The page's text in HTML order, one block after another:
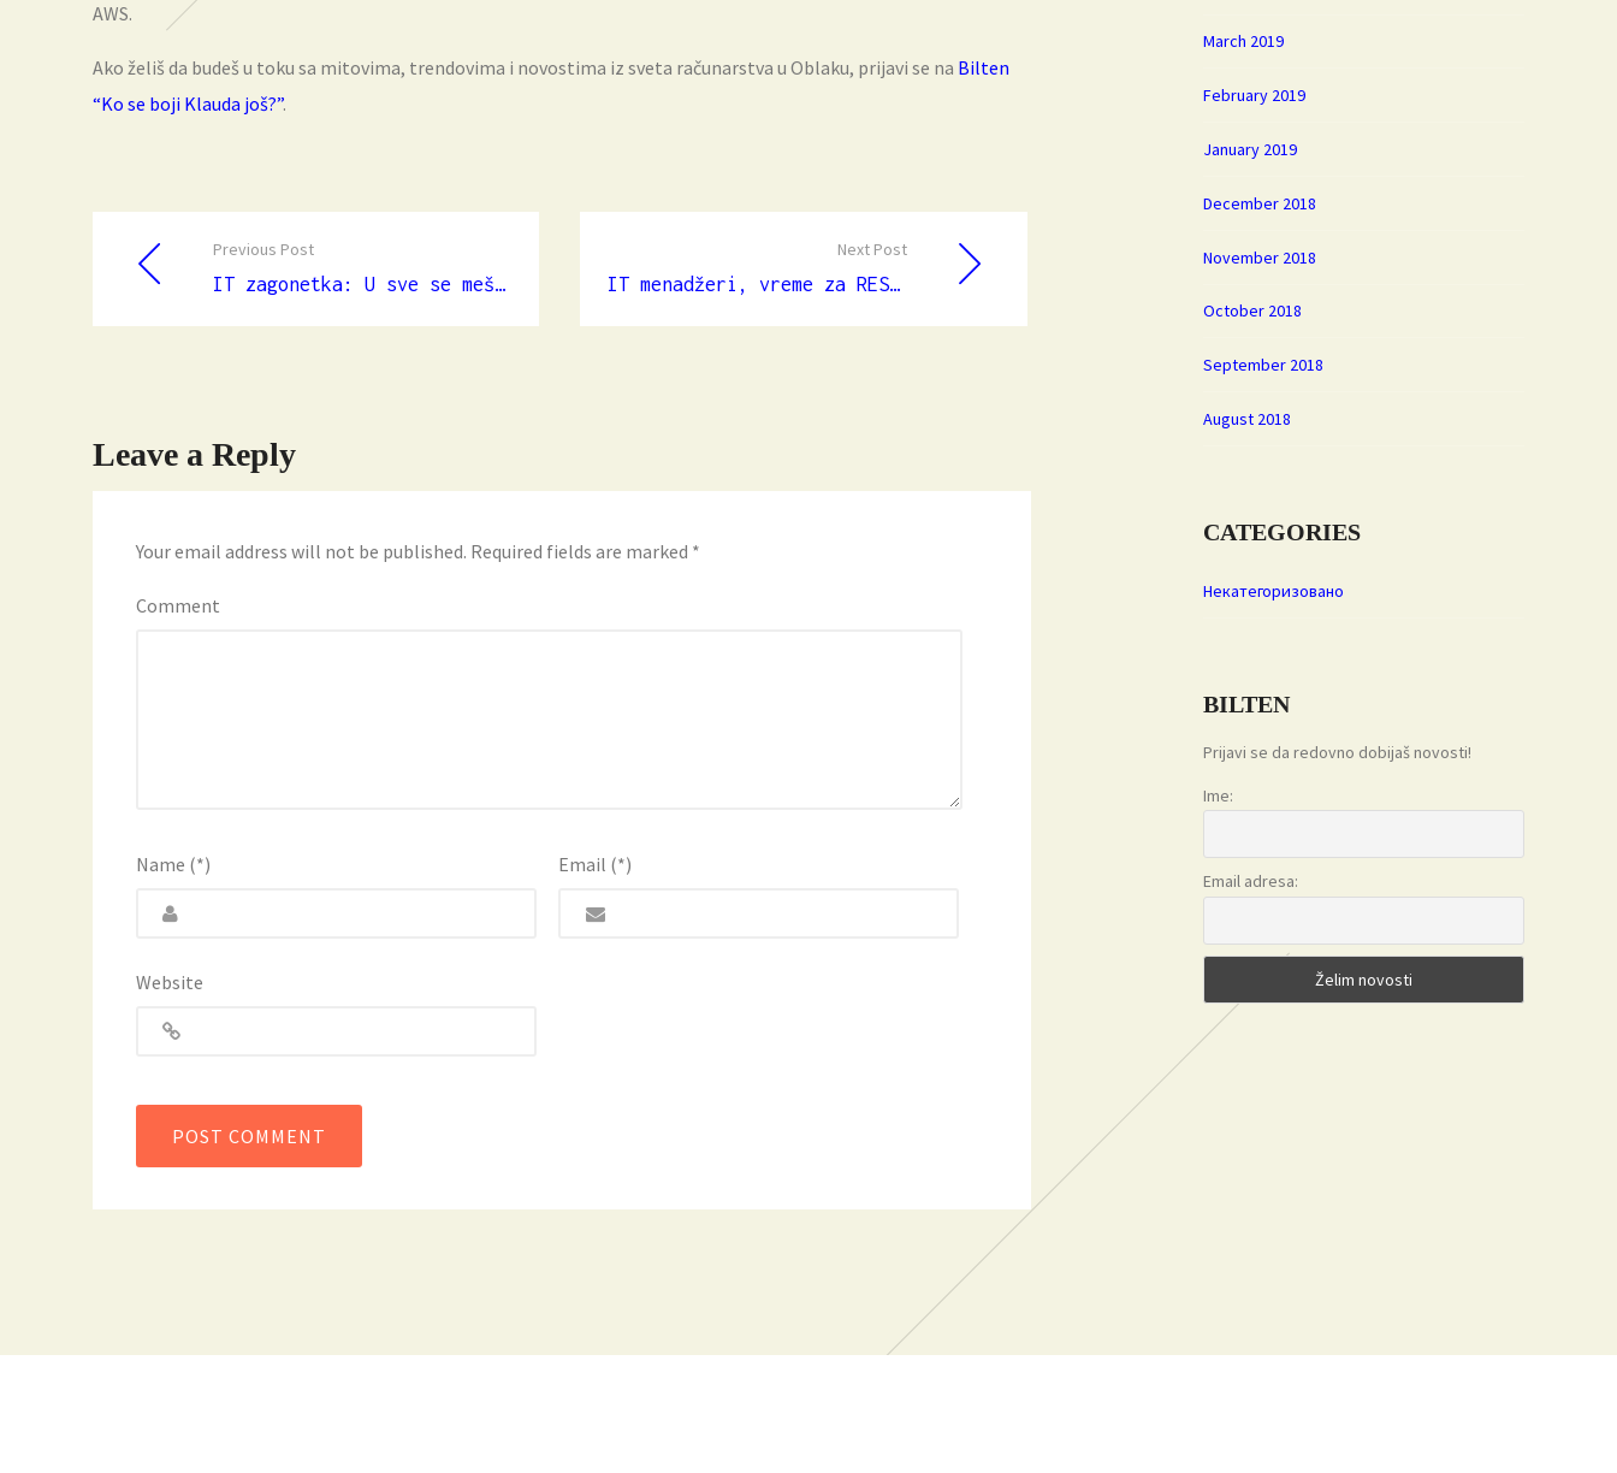
AWS.
Ako želiš da budeš u toku sa mitovima, trendovima i novostima iz sveta računarstva u Oblaku, prijavi se na Bilten
“Ko se boji Klauda još?”.
Previous Post
IT zagonetka: U sve se meša, a nije margarin?
Next Post
IT menadžeri, vreme za RESET?
Leave a Reply
Your email address will not be published. Required fields are marked *
Comment
Name (*) Email (*)
Website
March 2019
February 2019
January 2019
December 2018
November 2018
October 2018
September 2018
August 2018
CATEGORIES
Некатегоризовано
BILTEN
Prijavi se da redovno dobijaš novosti!
Ime:
Email adresa: